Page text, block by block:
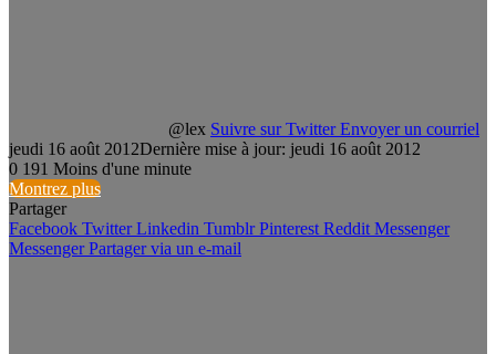
@lex Suivre sur Twitter Envoyer un courriel
jeudi 16 août 2012Dernière mise à jour: jeudi 16 août 2012
0 191 Moins d'une minute
Montrez plus
Partager
Facebook Twitter Linkedin Tumblr Pinterest Reddit Messenger
Messenger Partager via un e-mail